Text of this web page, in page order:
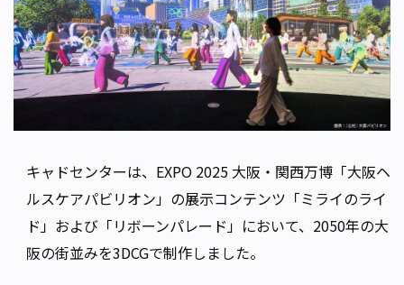
キャドセンターは、EXPO 2025 大阪・関西万博「大阪ヘ
ルスケアパビリオン」の展示コンテンツ「ミライのライ
ド」および「リボーンパレード」において、2050年の大
阪の街並みを3DCGで制作しました。